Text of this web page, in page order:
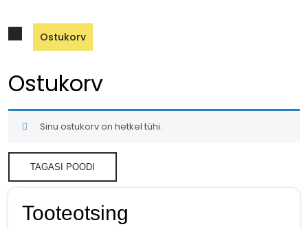
Ostukorv
Ostukorv
Sinu ostukorv on hetkel tühi.
TAGASI POODI
Tooteotsing